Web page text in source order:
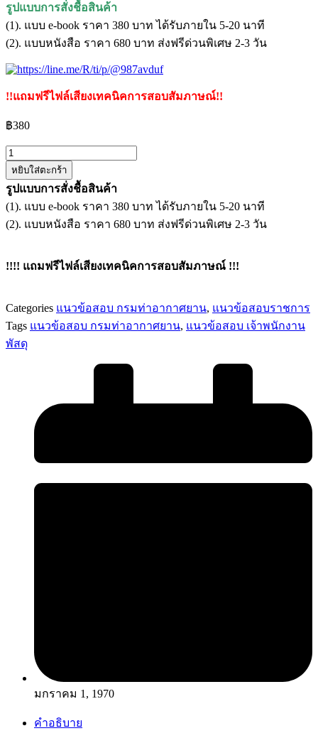
รูปแบบการสั่งชื้อสินค้า
(1). แบบ e-book ราคา 380 บาท ได้รับภายใน 5-20 นาที
(2). แบบหนังสือ ราคา 680 บาท ส่งฟรีด่วนพิเศษ 2-3 วัน
!!แถมฟรีไฟล์เสียงเทคนิคการสอบสัมภาษณ์!!
฿380
จำนวน
แนว
ข้อสอบ
เจ้า
พนักงาน
ปฏิบัติ
อากาศยาน
ชิ้น
หยิบใส่ตะกร้า
รูปแบบการสั่งชื้อสินค้า
(1). แบบ e-book ราคา 380 บาท ได้รับภายใน 5-20 นาที
(2). แบบหนังสือ ราคา 680 บาท ส่งฟรีด่วนพิเศษ 2-3 วัน
!!!! แถมฟรีไฟล์เสียงเทคนิคการสอบสัมภาษณ์ !!!
Categories แนวข้อสอบ กรมท่าอากาศยาน, แนวข้อสอบราชการ
Tags แนวข้อสอบ กรมท่าอากาศยาน, แนวข้อสอบ เจ้าพนักงาน
พัสดุ
มกราคม 1, 1970
คำอธิบาย